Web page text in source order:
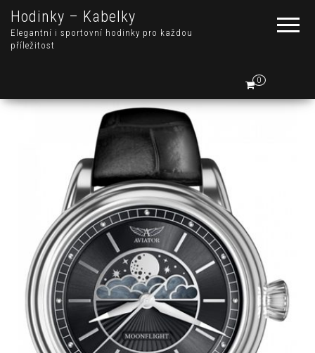
Hodinky – Kabelky
Elegantní i sportovní hodinky pro každou
příležitost
0